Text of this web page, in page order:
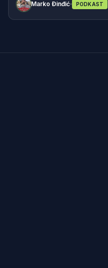
Marko Đinđić PODKAST